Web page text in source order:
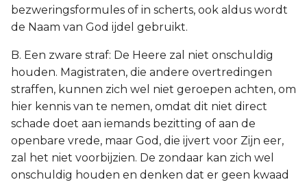
bezweringsformules of in scherts, ook aldus wordt
de Naam van God ijdel gebruikt.
B. Een zware straf: De Heere zal niet onschuldig
houden. Magistraten, die andere overtredingen
straffen, kunnen zich wel niet geroepen achten, om
hier kennis van te nemen, omdat dit niet direct
schade doet aan iemands bezitting of aan de
openbare vrede, maar God, die ijvert voor Zijn eer,
zal het niet voorbijzien. De zondaar kan zich wel
onschuldig houden en denken dat er geen kwaad